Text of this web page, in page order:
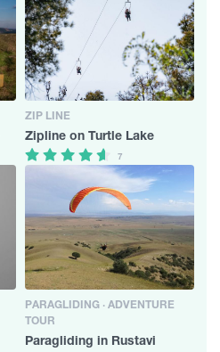
ZIP LINE
Zipline on Turtle Lake
7
PARAGLIDING · ADVENTURE
TOUR
Paragliding in Rustavi